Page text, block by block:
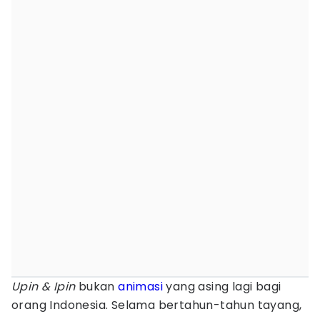
Upin & Ipinbukananimasiyang asing lagi bagi
orang Indonesia. Selama bertahun-tahun tayang,